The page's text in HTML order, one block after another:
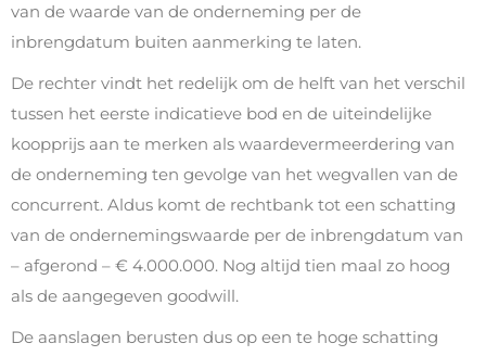
van de waarde van de onderneming per de
inbrengdatum buiten aanmerking te laten.
De rechter vindt het redelijk om de helft van het verschil
tussen het eerste indicatieve bod en de uiteindelijke
koopprijs aan te merken als waardevermeerdering van
de onderneming ten gevolge van het wegvallen van de
concurrent. Aldus komt de rechtbank tot een schatting
van de ondernemingswaarde per de inbrengdatum van
– afgerond – € 4.000.000. Nog altijd tien maal zo hoog
als de aangegeven goodwill.
De aanslagen berusten dus op een te hoge schatting